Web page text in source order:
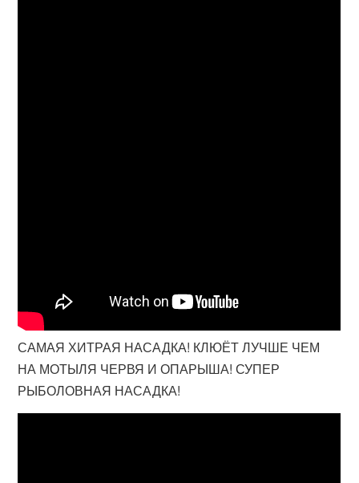
САМАЯ ХИТРАЯ НАСАДКА! КЛЮЁТ ЛУЧШЕ ЧЕМ
НА МОТЫЛЯ ЧЕРВЯ И ОПАРЫША! СУПЕР
РЫБОЛОВНАЯ НАСАДКА!